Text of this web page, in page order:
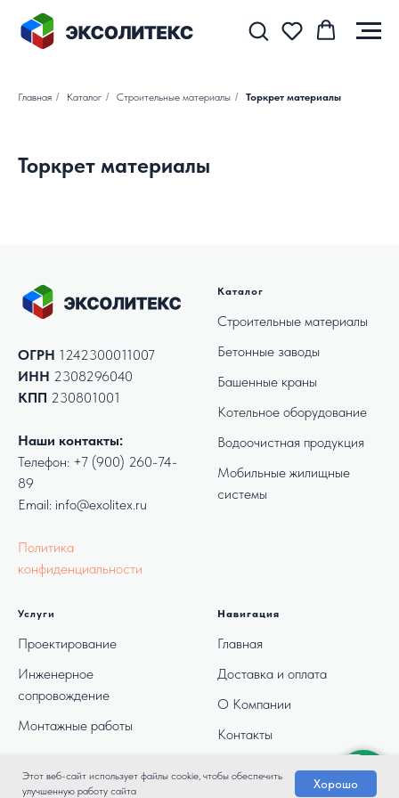
Этот веб-сайт использует файлы cookie, чтобы обеспечить
улучшенную работу сайта
Хорошо
Главная / Каталог / Строительные материалы / Торкрет материалы
Торкрет материалы
ОГРН 1242300011007
ИНН 2308296040
КПП 230801001
Наши контакты:
Телефон: +7 (900) 260-74-
89
Email: info@exolitex.ru
Политика
конфиденциальности
Каталог
Строительные материалы
Бетонные заводы
Башенные краны
Котельное оборудование
Водоочистная продукция
Мобильные жилищные
системы
Услуги
Проектирование
Инженерное
сопровождение
Монтажные работы
Навигация
Главная
Доставка и оплата
О Компании
Контакты